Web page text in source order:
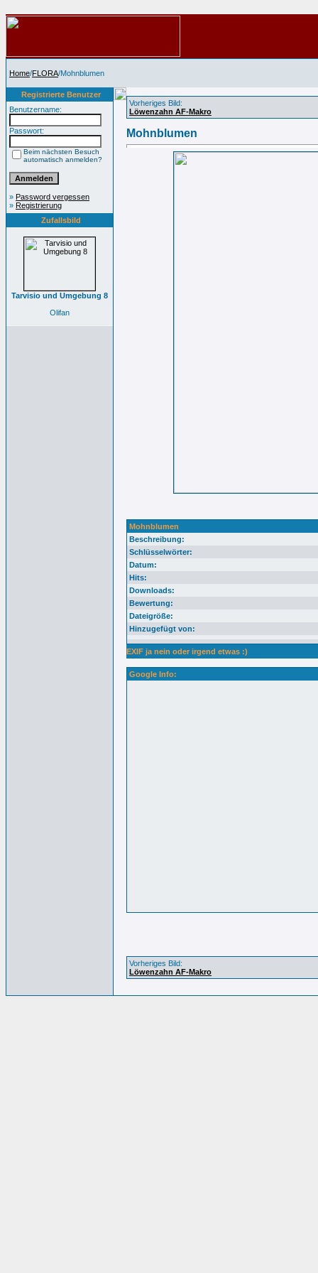
Home/FLORA/Mohnblumen
Registrierte Benutzer
Benutzername:
Passwort:
Beim nächsten Besuch
automatisch anmelden?
» Password vergessen
» Registrierung
Zufallsbild
Tarvisio und Umgebung 8
Olifan
Vorheriges Bild:
Löwenzahn AF-Makro
Mohnblumen
Mohnblumen
Beschreibung:
Schlüsselwörter:
Datum:
Hits:
Downloads:
Bewertung:
Dateigröße:
Hinzugefügt von:
EXIF ja nein oder irgend etwas :)
Google Info:
Vorheriges Bild:
Löwenzahn AF-Makro